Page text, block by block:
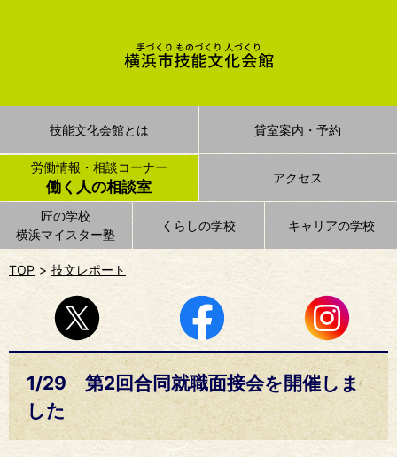
技能文化会館とは 貸室案内・予約
労働情報・相談コーナー
働く人の相談室
匠の学校
横浜マイスター塾
くらしの学校 キャリアの学校
アクセス
TOP 技文レポート
1/29 第2回合同就職面接会を開催しま
した